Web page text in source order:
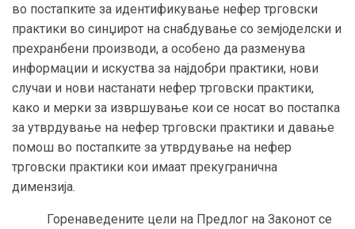
во постапките за идентификување нефер трговски
практики во синџирот на снабдување со земјоделски и
прехранбени производи, а особено да разменува
информации и искуства за најдобри практики, нови
случаи и нови настанати нефер трговски практики,
како и мерки за извршување кои се носат во постапка
за утврдување на нефер трговски практики и давање
помош во постапките за утврдување на нефер
трговски практики кои имаат прекугранична
димензија.
Горенаведените цели на Предлог на Законот се